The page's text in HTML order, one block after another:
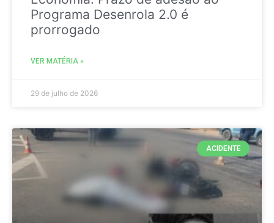
Programa Desenrola 2.0 é
prorrogado
VER MATÉRIA »
29 de julho de 2026
ACIDENTE